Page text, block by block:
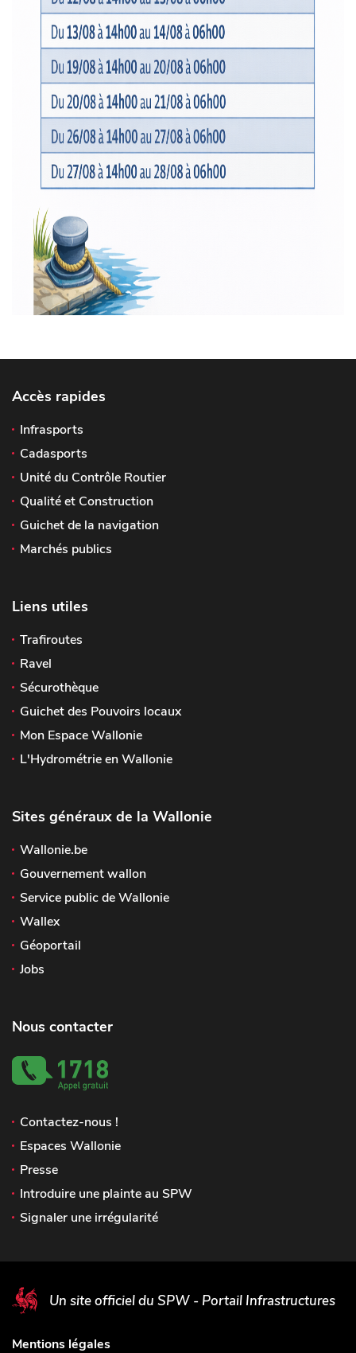
Accès rapides
Infrasports
Cadasports
Unité du Contrôle Routier
Qualité et Construction
Guichet de la navigation
Marchés publics
Liens utiles
Trafiroutes
Ravel
Sécurothèque
Guichet des Pouvoirs locaux
Mon Espace Wallonie
L'Hydrométrie en Wallonie
Sites généraux de la Wallonie
Wallonie.be
Gouvernement wallon
Service public de Wallonie
Wallex
Géoportail
Jobs
Nous contacter
Contactez-nous !
Espaces Wallonie
Presse
Introduire une plainte au SPW
Signaler une irrégularité
Un site officiel du SPW - Portail Infrastructures
Mentions légales